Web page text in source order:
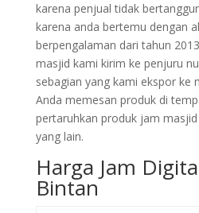
karena penjual tidak
karena anda bertemu dengan
berpengalaman dari tahun
masjid kami kirim ke penjuru
sebagian yang kami ekspor ke
Anda memesan produk di
pertaruhkan produk jam
yang lain.
Harga Jam
Bintan